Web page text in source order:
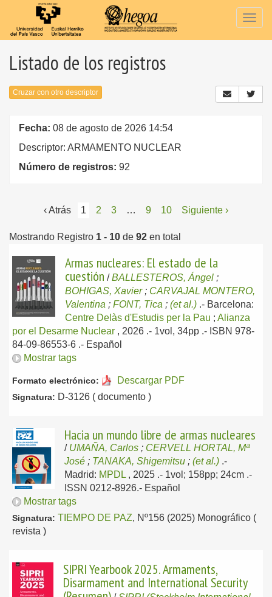
Listado de los registros
Cruzar con otro descriptor
Fecha: 08 de agosto de 2026 14:54
Descriptor: ARMAMENTO NUCLEAR
Número de registros: 92
‹ Atrás 1 2 3 … 9 10 Siguiente ›
Mostrando Registro 1 - 10 de 92 en total
Armas nucleares: El estado de la
cuestión /BALLESTEROS, Ángel ;
BOHIGAS, Xavier; CARVAJAL MONTERO,
Valentina ; FONT, Tica ; (et al.) .- Barcelona:
Centre Delàs d'Estudis per la Pau ; Alianza
por el Desarme Nuclear , 2026 .- 1vol, 34pp .- ISBN 978-
84-09-86553-6 .- Español
Mostrar tags
Formato electrónico: Descargar PDF
Signatura: D-3126 ( documento )
Hacia un mundo libre de armas nucleares
/ UMAÑA, Carlos ; CERVELL HORTAL, Mª
José ; TANAKA, Shigemitsu ; (et al.) .-
Madrid: MPDL , 2025 .- 1vol; 158pp; 24cm .-
ISSN 0212-8926.- Español
Mostrar tags
Signatura: TIEMPO DE PAZ, Nº156 (2025) Monográfico (
revista )
SIPRI Yearbook 2025. Armaments,
Disarmament and International Security